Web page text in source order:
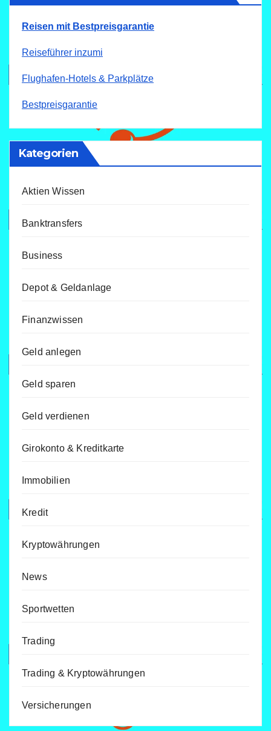
Reisen mit Bestpreisgarantie
Reiseführer inzumi
Flughafen-Hotels & Parkplätze
Bestpreisgarantie
Kategorien
Aktien Wissen
Banktransfers
Business
Depot & Geldanlage
Finanzwissen
Geld anlegen
Geld sparen
Geld verdienen
Girokonto & Kreditkarte
Immobilien
Kredit
Kryptowährungen
News
Sportwetten
Trading
Trading & Kryptowährungen
Versicherungen